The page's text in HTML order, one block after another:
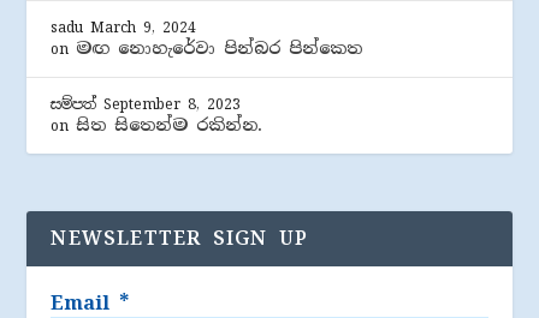
sadu March 9, 2024
on මඟ නොහැරේවා පින්බර පින්කෙත
සම්පත් September 8, 2023
onසිත සිතෙන්ම රකින්න.
NEWSLETTER SIGN UP
Email *